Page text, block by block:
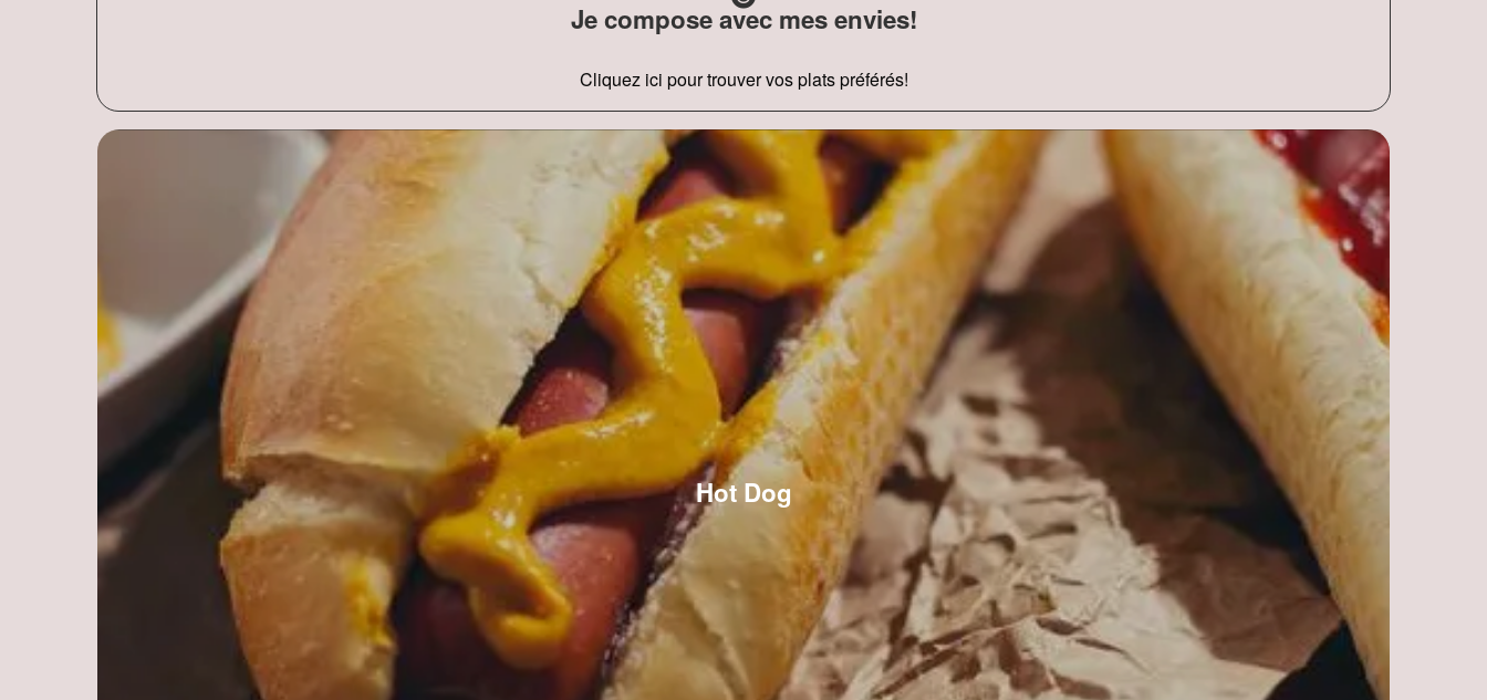
Je compose avec mes envies!
Cliquez ici pour trouver vos plats préférés!
Hot Dog